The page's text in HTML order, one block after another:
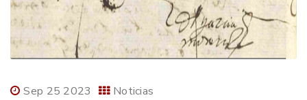
Sep 25 2023 Noticias